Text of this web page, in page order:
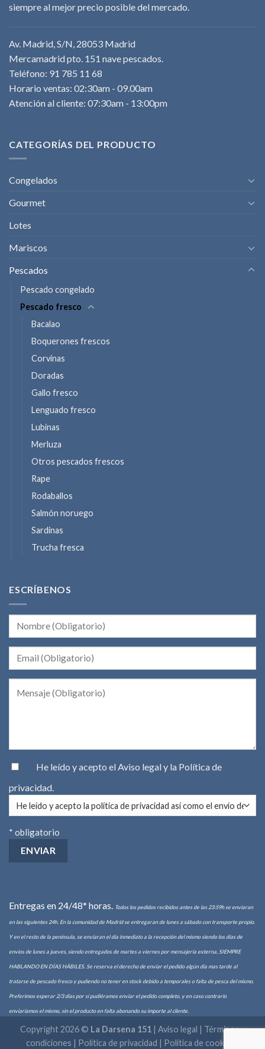
siempre al mejor precio posible del mercado.
Av. Madrid, S/N, 28053 Madrid
Mercamadrid pto. 151 nave pescados.
Teléfono: 91 785 11 68
Horario ventas: 02:30am - 09.00am
Atención al cliente: 07:30am - 13:00pm
CATEGORÍAS DEL PRODUCTO
Congelados
Gourmet
Lotes
Mariscos
Pescados
Pescado congelado
Pescado fresco
Bacalao
Boquerones frescos
Corvinas
Doradas
Gallo fresco
Lenguado fresco
Lubinas
Merluza
Otros pescados frescos
Rape
Rodaballos
Salmón noruego
Sardinas
Trucha fresca
ESCRÍBENOS
He leído y acepto elAviso legaly la Política de
privacidad.
* obligatorio
Entregas en 24/48* horas. Todos los pedidos recibidos antes de las 23:59h se enviaran
en las siguientes 24h. En la comunidad de Madrid se entregaran de lunes a sábado con transporte propio.
Y en el resto de la península, se enviaran el día inmediato a la recepción del mismo siendo los días de
envíos de lunes a jueves, siendo entregados de martes a viernes por mensajería externa, SIEMPRE
HABLANDO EN DÍAS HÁBILES. Se reserva el derecho de enviar el pedido algún día mas tarde al
tratarse de pescado fresco y pudiendo no tener en stock debido a temporales o falta de pesca del mismo.
Preferimos esperar 2/3 días por si pudiéramos enviar el pedido completo, y en caso contrario
enviaríamos el mismo, sin el producto en falta abonando su importe al cliente.
Copyright 2026 © La Darsena 151| Aviso legal | Términos y
condiciones | Política de privacidad | Política de cookies